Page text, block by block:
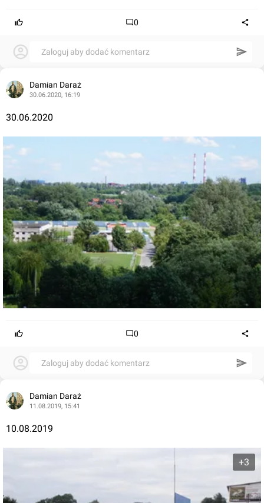
0
Zaloguj aby dodać komentarz
Damian Daraż
30.06.2020, 16:19
30.06.2020
0
Zaloguj aby dodać komentarz
Damian Daraż
11.08.2019, 15:41
10.08.2019
+3